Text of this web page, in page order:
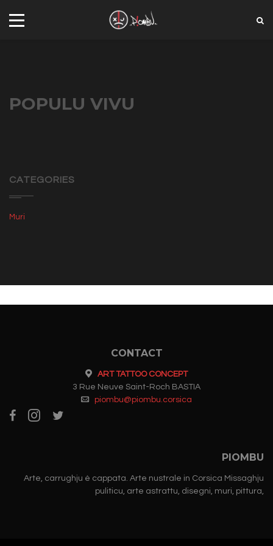
POPULU VIVU
CATEGORIES
Muri
CONTACT
ART TATTOO CONCEPT
3 Rue Neuve Saint-Roch BASTIA
piombu@piombu.corsica
PIOMBU
Arte, carrughju è cappata. Arte nustrale in Corsica Missaghju
puliticu, arte astrattu, disegni, muri, pittura,